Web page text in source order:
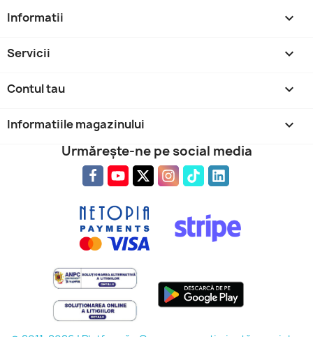
Informatii 
Servicii 
Contul tau 
Informatiile magazinului keyboard_arrow_down
Urmărește-ne pe social media